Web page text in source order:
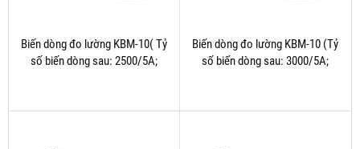
Biến dòng đo lường KBM-10( Tỷ
số biến dòng sau: 2500/5A;
Biến dòng đo lường KBM-10 (Tỷ
số biến dòng sau: 3000/5A;